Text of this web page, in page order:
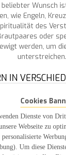
beliebter Wunsch
wie Engeln,
des
oder
werden, um
unterstreichen.
IN
sind nicht nur
auch für
Trauungen. Wir
Bedürfnisse und
katholischen
Cookies
Dienste von
Webseite zu
personalisierte
Um diese